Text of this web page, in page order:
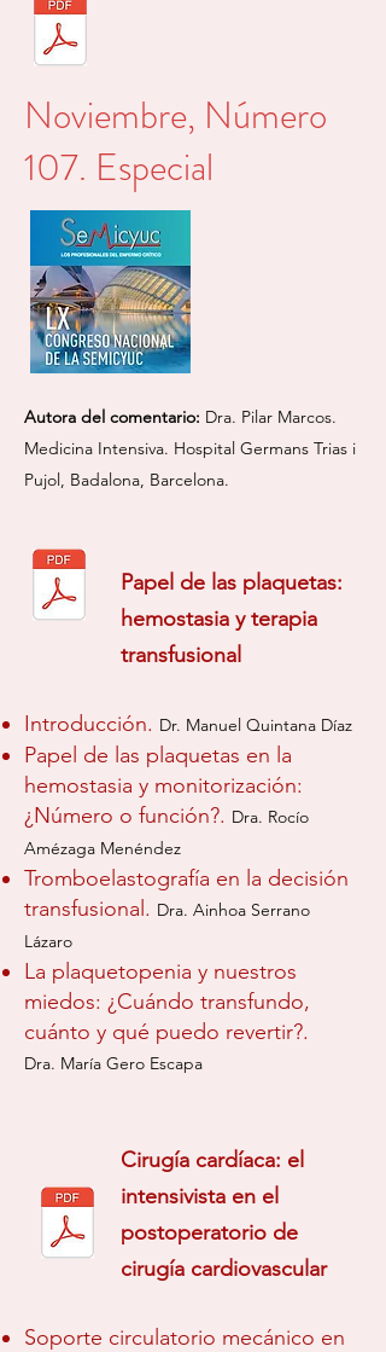
Noviembre, Número
107. Especial
Autora del comentario: Dra. Pilar Marcos.
Medicina Intensiva. Hospital Germans Trias i
Pujol, Badalona, Barcelona.
Papel de las plaquetas:
hemostasia y terapia
transfusional
Introducción. Dr. Manuel Quintana Díaz
Papel de las plaquetas en la
hemostasia y monitorización:
¿Número o función?. Dra. Rocío
Amézaga Menéndez
Tromboelastografía en la decisión
transfusional. Dra. Ainhoa Serrano
Lázaro
La plaquetopenia y nuestros
miedos: ¿Cuándo transfundo,
cuánto y qué puedo revertir?.
Dra. María Gero Escapa
Cirugía cardíaca: el
intensivista en el
postoperatorio de
cirugía cardiovascular
Soporte circulatorio mecánico en